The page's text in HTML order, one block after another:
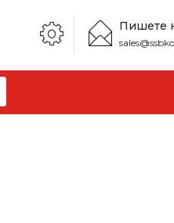
Пишете